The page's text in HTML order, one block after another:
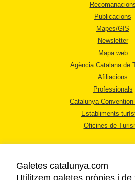
Publicacions
Mapes/GIS
Newsletter
Mapa web
Agència Catalana de
Afiliacions
Professionals
Catalunya Convention
Establiments
Oficines de
Galetes catalunya.com
Utilitzem galetes pròpies i de